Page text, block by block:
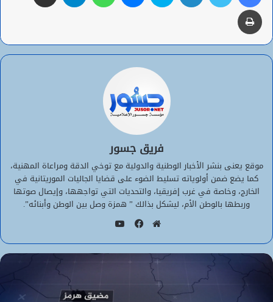
طباعة
فريق جسور
موقع يعنى بنشر الأخبار الوطنية والدولية مع توخي الدقة ومراعاة المهنية،
كما يضع ضمن أولوياته تسليط الضوء على قضايا الجاليات الموريتانية في
الخارج، وخاصة في غرب إفريقيا، والتحديات التي تواجهها، وإيصال صوتها
وربطها بالوطن الأم، ليشكل بذالك ” همزة وصل بين الوطن وأبنائه”.
الويب